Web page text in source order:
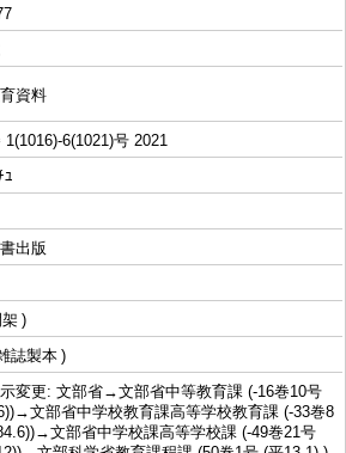
資料
1(1016)-6(1021)号 2021
ﾕ
出版
架
誌製本
変更: 文部省→文部省中等教育課 (-16巻10号
文部省中学校教育課高等学校教育課 (-33巻8
文部省中学校課高等学校課 (-49巻21号